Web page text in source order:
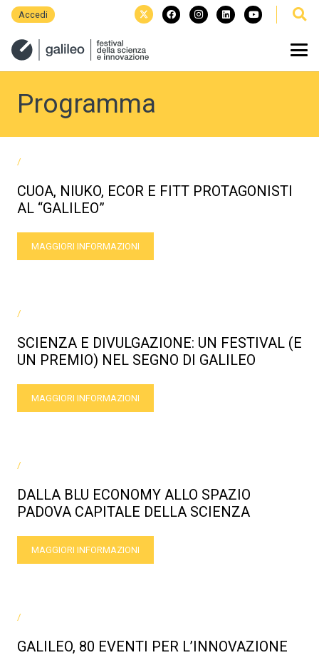
Accedi
Programma
/
CUOA, NIUKO, ECOR E FITT PROTAGONISTI
AL “GALILEO”
MAGGIORI INFORMAZIONI
/
SCIENZA E DIVULGAZIONE: UN FESTIVAL (E
UN PREMIO) NEL SEGNO DI GALILEO
MAGGIORI INFORMAZIONI
/
DALLA BLU ECONOMY ALLO SPAZIO
PADOVA CAPITALE DELLA SCIENZA
MAGGIORI INFORMAZIONI
/
GALILEO, 80 EVENTI PER L’INNOVAZIONE